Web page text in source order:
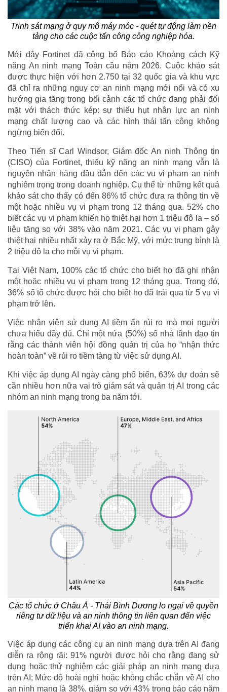
Trinh sát mạng ở quy mô máy móc - quét tự động làm nền
tảng cho các cuộc tấn công công nghiệp hóa.
Mới đây Fortinet đã công bố Báo cáo Khoảng cách Kỹ
năng An ninh mạng Toàn cầu năm 2026. Cuộc khảo sát
được thực hiện với hơn 2.750 tại 32 quốc gia và khu vực
đã chỉ ra những nguy cơ an ninh mạng mới nổi và có xu
hướng gia tăng trong bối cảnh các tổ chức đang phải đối
mặt với thách thức kép: sự thiếu hụt nhân lực an ninh
mạng chất lượng cao và các hình thái tấn công không
ngừng biến đổi.
Theo Tiến sĩ Carl Windsor, Giám đốc An ninh Thông tin
(CISO) của Fortinet, thiếu kỹ năng an ninh mạng vẫn là
nguyên nhân hàng đầu dẫn đến các vụ vi phạm an ninh
nghiêm trọng trong doanh nghiệp. Cụ thể từ những kết quả
khảo sát cho thấy có đến 86% tổ chức đưa ra thông tin về
một hoặc nhiều vụ vi phạm trong 12 tháng qua. 52% cho
biết các vụ vi phạm khiến họ thiệt hại hơn 1 triệu đô la – số
liệu tăng so với 38% vào năm 2021. Các vụ vi phạm gây
thiệt hại nhiều nhất xảy ra ở Bắc Mỹ, với mức trung bình là
2 triệu đô la cho mỗi vụ vi phạm.
Tại Việt Nam, 100% các tổ chức cho biết họ đã ghi nhận
một hoặc nhiều vụ vi phạm trong 12 tháng qua. Trong đó,
36% số tổ chức được hỏi cho biết họ đã trải qua từ 5 vụ vi
phạm trở lên.
Việc nhân viên sử dụng AI tiềm ẩn rủi ro mà mọi người
chưa hiểu đầy đủ. Chỉ một nửa (50%) số nhà lãnh đạo tin
rằng các thành viên hội đồng quản trị của họ “nhận thức
hoàn toàn” về rủi ro tiềm tàng từ việc sử dụng AI.
Khi việc áp dụng AI ngày càng phổ biến, 63% dự đoán sẽ
cần nhiều hơn nữa vai trò giám sát và quản trị AI trong các
nhóm an ninh mạng trong ba năm tới.
Các tổ chức ở Châu Á - Thái Bình Dương lo ngại về quyền
riêng tư dữ liệu và an ninh thông tin liên quan đến việc
triển khai AI vào an ninh mạng.
Việc áp dụng các công cụ an ninh mạng dựa trên AI đang
diễn ra rộng rãi: 91% người được hỏi cho rằng đang sử
dụng hoặc thử nghiệm các giải pháp an ninh mạng dựa
trên AI; Mức độ hoài nghi hoặc không chắc chắn về AI cho
an ninh mạng là 38%, giảm so với 43% trong báo cáo năm